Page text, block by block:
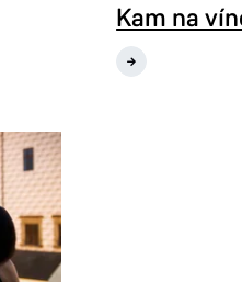
Kam na
Kam na víno a na drink